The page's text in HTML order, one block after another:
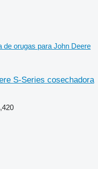
de orugas para John Deere
S-Series cosechadora